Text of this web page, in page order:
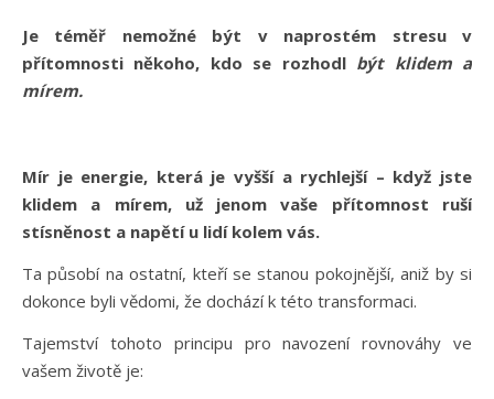
Je téměř nemožné být v naprostém stresu v
přítomnosti někoho, kdo se rozhodl být klidem a
mírem.
Mír je energie, která je vyšší a rychlejší – když jste
klidem a mírem, už jenom vaše přítomnost ruší
stísněnost a napětí u lidí kolem vás.
Ta působí na ostatní, kteří se stanou pokojnější, aniž by si
dokonce byli vědomi, že dochází k této transformaci.
Tajemství tohoto principu pro navození rovnováhy ve
vašem životě je: